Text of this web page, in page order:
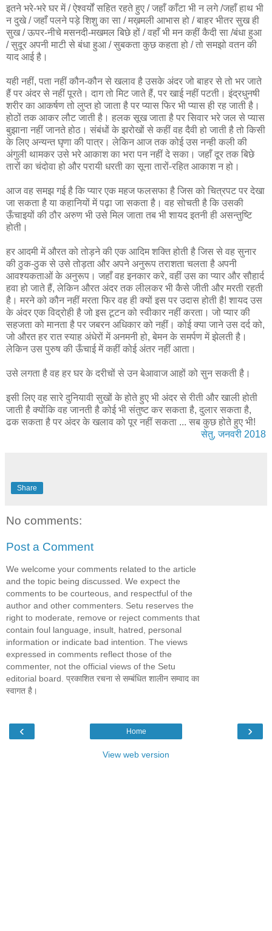
इतने भरे-भरे घर में / ऐश्वर्यों सहित रहते हुए / जहाँ काँटा भी न लगे /जहाँ हाथ भी
न दुखे / जहाँ पलने पड़े शिशु का सा / मख़मली आभास हो / बाहर भीतर सुख ही
सुख / ऊपर-नीचे मसनदी-मखमल बिछे हों / वहाँ भी मन कहीं कैदी सा /बंधा हुआ
/ सुदूर अपनी माटी से बंधा हुआ / सुबकता कुछ कहता हो / तो समझो वतन की
याद आई है।
यही नहीं, पता नहीं कौन-कौन से खलाव है उसके अंदर जो बाहर से तो भर जाते
हैं पर अंदर से नहीं पूरते। दाग तो मिट जाते हैं, पर खाई नहीं पटती। इंद्रधुनषी
शरीर का आकर्षण तो लुप्त हो जाता है पर प्यास फिर भी प्यास ही रह जाती है।
होठों तक आकर लौट जाती है। हलक सूख जाता है पर सिवार भरे जल से प्यास
बुझाना नहीं जानते होठ। संबंधों के झरोखों से कहीं वह दैवी हो जाती है तो किसी
के लिए अन्यन्त घृणा की पात्र। लेकिन आज तक कोई उस नन्ही कली की
अंगुली थामकर उसे भरे आकाश का भरा पन नहीं दे सका। जहाँ दूर तक बिछे
तारों का चंदोवा हो और परायी धरती का सूना तारों-रहित आकाश न हो।
आज वह समझ गई है कि प्यार एक महज फलसफा है जिस को चित्रपट पर देखा
जा सकता है या कहानियों में पढ़ा जा सकता है। वह सोचती है कि उसकी
ऊँचाइयों की ठौर अरुण भी उसे मिल जाता तब भी शायद इतनी ही असन्तुष्टि
होती।
हर आदमी में औरत को तोड़ने की एक आदिम शक्ति होती है जिस से वह सुनार
की ठुक-ठुक से उसे तोड़ता और अपने अनुरूप तराशता चलता है अपनी
आवश्यकताओं के अनुरूप। जहाँ वह इनकार करे, वहीं उस का प्यार और सौहार्द
हवा हो जाते हैं, लेकिन औरत अंदर तक लीलकर भी कैसे जीती और मरती रहती
है। मरने को कौन नहीं मरता फिर वह ही क्यों इस पर उदास होती है! शायद उस
के अंदर एक विद्रोही है जो इस टूटन को स्वीकार नहीं करता। जो प्यार की
सहजता को मानता है पर जबरन अधिकार को नहीं। कोई क्या जाने उस दर्द को,
जो औरत हर रात स्याह अंधेरों में अनमनी हो, बेमन के समर्पण में झेलती है।
लेकिन उस पुरुष की ऊँचाई में कहीं कोई अंतर नहीं आता।
उसे लगता है वह हर घर के दरीचों से उन बेआवाज आहों को सुन सकती है।
इसी लिए वह सारे दुनियावी सुखों के होते हुए भी अंदर से रीती और खाली होती
जाती है क्योंकि वह जानती है कोई भी संतुष्ट कर सकता है, दुलार सकता है,
ढक सकता है पर अंदर के खलाव को पूर नहीं सकता ... सब कुछ होते हुए भी!
सेतु, जनवरी 2018
Share
No comments:
Post a Comment
We welcome your comments related to the article
and the topic being discussed. We expect the
comments to be courteous, and respectful of the
author and other commenters. Setu reserves the
right to moderate, remove or reject comments that
contain foul language, insult, hatred, personal
information or indicate bad intention. The views
expressed in comments reflect those of the
commenter, not the official views of the Setu
editorial board. प्रकाशित रचना से सम्बंधित शालीन सम्वाद का
स्वागत है।
‹ ›
Home
View web version